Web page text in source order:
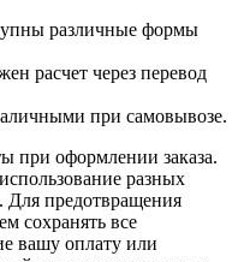
различные формы
расчет через перевод
при самовывозе.
при оформлении заказа.
разных
Для предотвращения
сохранять все
вашу оплату или